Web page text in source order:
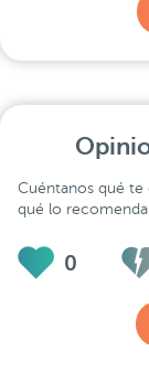
Cuéntanos qué
qué lo
0